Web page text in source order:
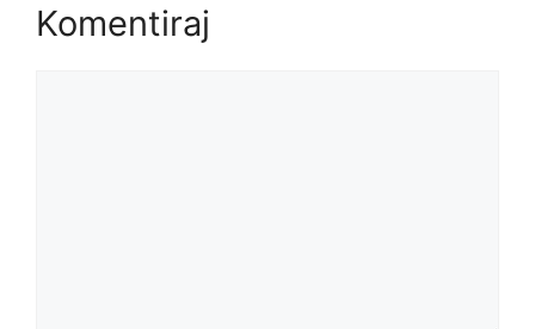
Komentiraj